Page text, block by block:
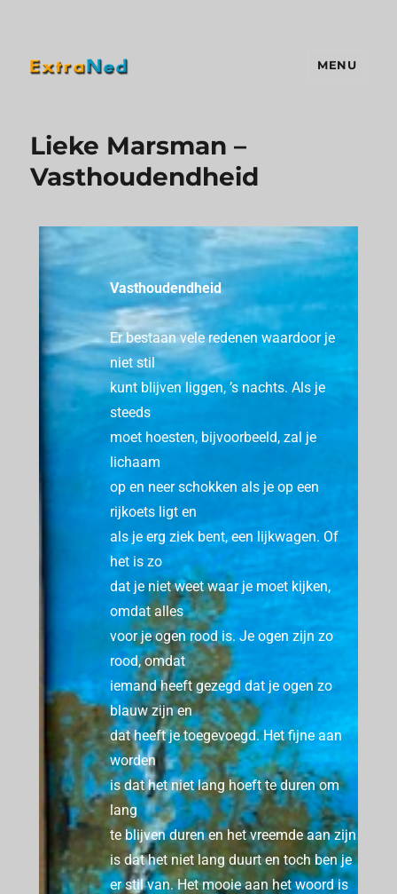
MENU
Lieke Marsman –
Vasthoudendheid
Vasthoudendheid
Er bestaan vele redenen waardoor je
niet stil
kunt blijven liggen, ’s nachts.Als je
steeds
moet hoesten, bijvoorbeeld, zal je
lichaam
op en neer schokken als je op een
rijkoets ligt en
als je erg ziek bent, een lijkwagen. Of
het is zo
dat je niet weet waar je moet kijken,
omdat alles
voor je ogen rood is.Je ogen zijn zo
rood, omdat
iemand heeft gezegd dat je ogen zo
blauw zijn en
dat heeft je toegevoegd.Het fijne aan
worden
is dat het niet lang hoeft te duren om
lang
te blijven duren en het vreemde aan zijn
is dat het niet lang duurt en toch ben je
er stil van.Het mooie aan het woord is